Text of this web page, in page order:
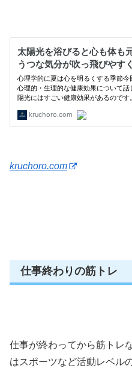
kruchoro.com
仕事終わりの筋トレ
仕事が終わってから筋トレ
はスポーツなど活動レベル